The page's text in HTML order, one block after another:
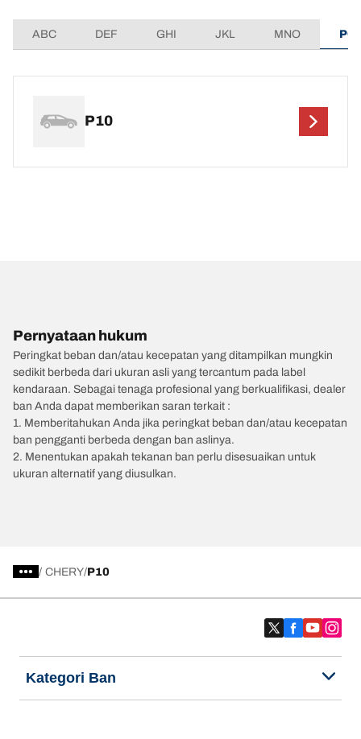
ABC DEF GHI JKL MNO
P10
Pernyataan hukum
Peringkat beban dan/atau kecepatan yang ditampilkan mungkin
sedikit berbeda dari ukuran asli yang tercantum pada label
kendaraan. Sebagai tenaga profesional yang berkualifikasi, dealer
ban Anda dapat memberikan saran terkait :
1. Memberitahukan Anda jika peringkat beban dan/atau kecepatan
ban pengganti berbeda dengan ban aslinya.
2. Menentukan apakah tekanan ban perlu disesuaikan untuk
ukuran alternatif yang diusulkan.
/ CHERY P10
Kategori Ban